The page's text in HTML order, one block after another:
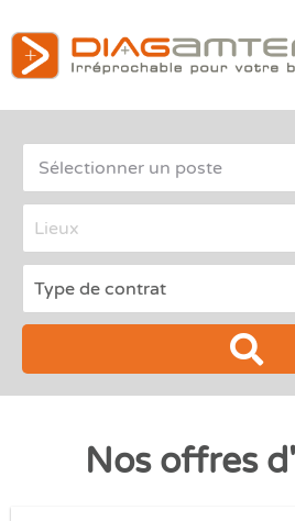
Type 2 or more characters for
Nos offres